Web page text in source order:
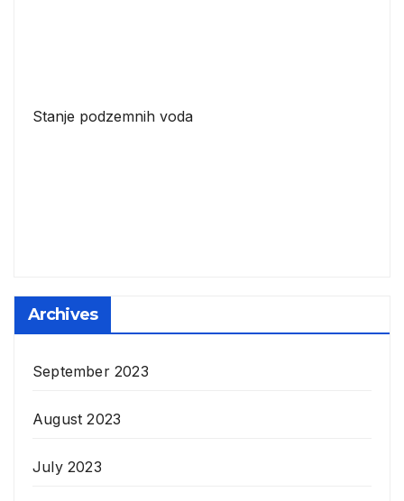
Stanje podzemnih voda
Archives
September 2023
August 2023
July 2023